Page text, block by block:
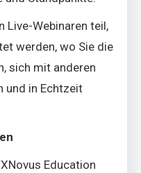
Live-Webinaren teil,
werden, wo Sie die
sich mit anderen
und in Echtzeit
Education